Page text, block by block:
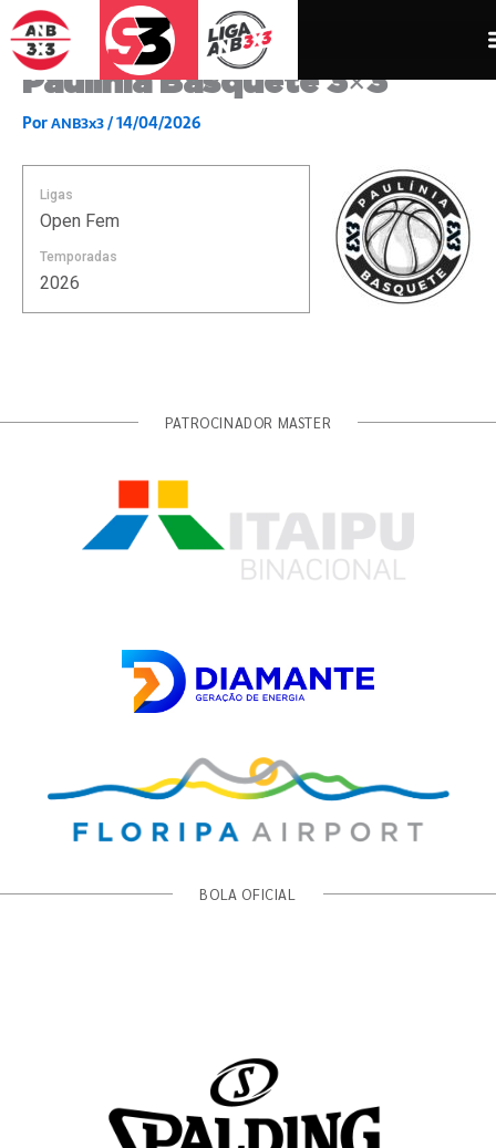
para
conteúdo
Paulínia Basquete 3×3
PorANB3x3/14/04/2026
Ligas
Open Fem
Temporadas
2026
PATROCINADOR MASTER
BOLA OFICIAL